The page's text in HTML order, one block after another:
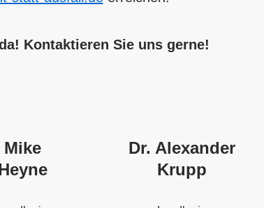
Kontaktieren Sie uns gerne!
Mike
Dr. Alexander
Krupp